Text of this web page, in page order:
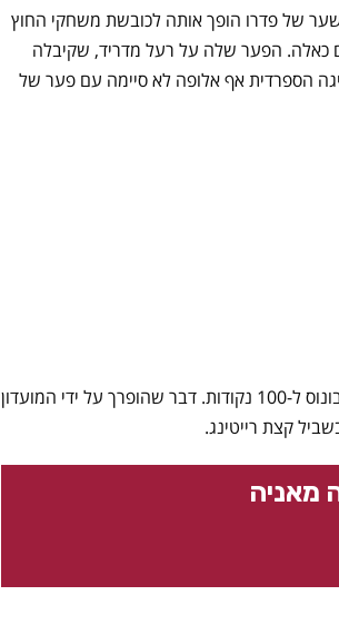
של פדרו הופך אותה לכובשת משחקי החוץ
הזמנים בליגה עם 52 שערים כאלה. הפער שלה על רעל מדריד, שקיבלה
על 15 נקודות. בליגה הספרדית אף אלופה לא סיימה עם פער של
המכוער: אבי מלל מקשקש על מיליון יורו בונוס ל-100 נקודות. דבר שהופרך על ידי המועדון
קצת רייטינג.
מאניה